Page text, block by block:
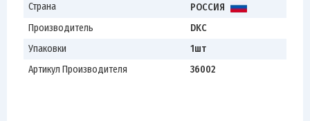
Страна
РОССИЯ
Производитель
DKC
Упаковки
1шт
Артикул Производителя
36002